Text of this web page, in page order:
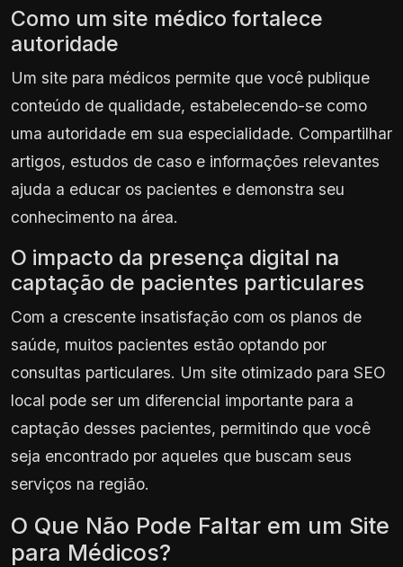
Como um site médico fortalece
autoridade
Um site para médicos permite que você publique
conteúdo de qualidade, estabelecendo-se como
uma autoridade em sua especialidade. Compartilhar
artigos, estudos de caso e informações relevantes
ajuda a educar os pacientes e demonstra seu
conhecimento na área.
O impacto da presença digital na
captação de pacientes particulares
Com a crescente insatisfação com os planos de
saúde, muitos pacientes estão optando por
consultas particulares. Um site otimizado para SEO
local pode ser um diferencial importante para a
captação desses pacientes, permitindo que você
seja encontrado por aqueles que buscam seus
serviços na região.
O Que Não Pode Faltar em um Site
para Médicos?